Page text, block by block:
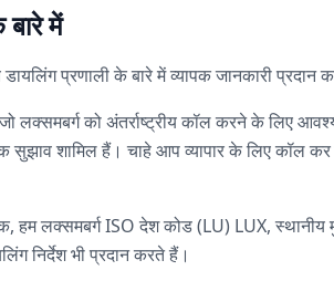
में
डायलिंग प्रणाली के बारे में व्यापक जानकारी
लक्समबर्ग को अंतर्राष्ट्रीय कॉल करने के लिए
शामिल हैं। चाहे आप व्यापार के लिए कॉल कर
हम लक्समबर्ग ISO देश कोड (LU) LUX,
निर्देश भी प्रदान करते हैं।